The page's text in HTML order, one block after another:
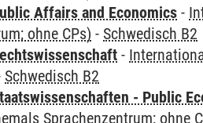
Affairs and Economics -
ohne CPs) - Schwedisch B2
-
Schwedisch B2
- Public
Sprachenzentrum; ohne